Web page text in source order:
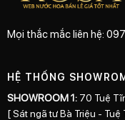
Mọi thắc mắc liên hệ:
HỆ THỐNG
SHOWROOM 1: 70 Tuệ
[ Sát ngã tư Bà Triệu - Tuệ